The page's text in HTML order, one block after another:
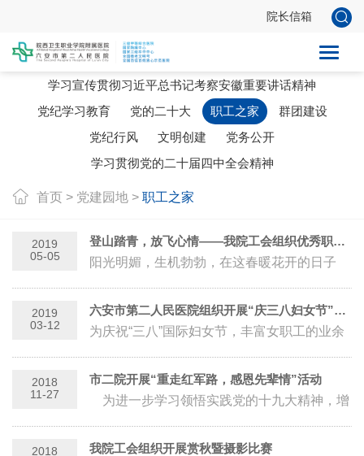
院长信箱
党建新闻
学习宣传贯彻习近平总书记考察安徽重要讲话精神
党纪学习教育
党的二十大 职工之家
群团建设
党纪行风
文明创建
党务公开
学习贯彻党的二十届四中全会精神
首页 > 党建园地 > 职工之家
2019
05-05
登山踏青，放飞心情——我院工会组织优秀职工春游踏青活动
阳光明媚，生机勃勃，在这春暖花开的日子
的文化娱乐活动，进一步增强各部门、科...
2019
03-12
六安市第二人民医院组织开展“庆三八妇女节”观影活动
为庆祝“三八”国际妇女节，丰富女职工的业余
结凝聚力，3月8日晚，六安市第二人民...
2018
11-27
市二院开展“重走红军路，感恩先辈情”活动
为进一步学习领悟实践党的十九大精神，增
育职工团队精神，11月2...
2018
我院工会组织开展赏秋暨摄影比赛